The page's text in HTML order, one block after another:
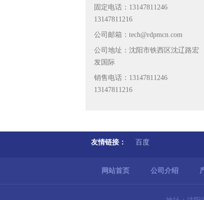
固定电话：13147811246
13147811216
公司邮箱：tech@rdpmcn.com
公司地址：沈阳市铁西区沈辽路宏
发国际
销售电话：13147811246
13147811216
友情链接： 百度
网站首页 公司介绍